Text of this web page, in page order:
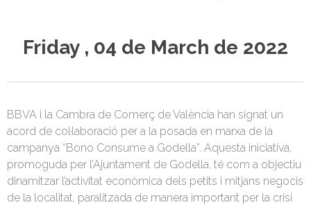
Friday , 04 de March de 2022
BBVA i la Cambra de Comerç de València han signat un
acord de col·laboració per a la posada en marxa de la
campanya “Bono Consume a Godella”. Aquesta iniciativa,
promoguda per l’Ajuntament de Godella, té com a objectiu
dinamitzar l’activitat econòmica dels petits i mitjans negocis
de la localitat, paralitzada de manera important per la crisi